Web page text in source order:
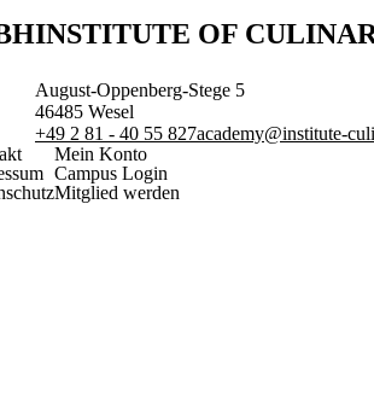
INSTITUTE OF
August-Oppenberg-Stege 5
46485 Wesel
+49 2 81 - 40 55 827academy@institute-
Mein Konto
Campus Login
Mitglied werden